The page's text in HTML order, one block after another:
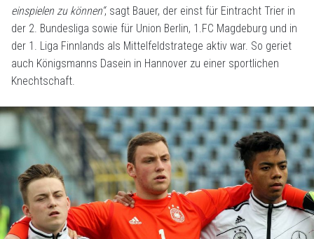
einspielen zu können“, sagt Bauer, der einst für Eintracht Trier in
der 2. Bundesliga sowie für Union Berlin, 1.FC Magdeburg und in
der 1. Liga Finnlands als Mittelfeldstratege aktiv war. So geriet
auch Königsmanns Dasein in Hannover zu einer sportlichen
Knechtschaft.